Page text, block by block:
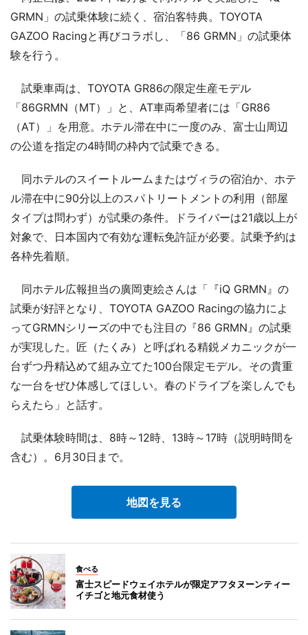
GRMN」の試乗体験に続く、宿泊客特典。TOYOTA
GAZOO Racingと再びコラボし、「86 GRMN」の試乗体
験を行う。
試乗車両は、TOYOTA GR86の限定生産モデル
「86GRMN（MT）」と、AT車両希望者には「GR86
（AT）」を用意。ホテル滞在中に一度のみ、富士山周辺
の公道を指定の4時間の枠内で試乗できる。
同ホテルのスイートルームまたはヴィラの宿泊か、ホテ
ル滞在中に90分以上のスパトリートメントの利用（部屋
タイプは問わず）が試乗の条件。ドライバーは21歳以上が
対象で、日本国内で有効な運転免許証が必要。試乗予約は
各枠先着順。
同ホテル広報担当の廣岡吏絵さんは「『iQ GRMN』の
試乗が好評となり、TOYOTA GAZOO Racingの協力によ
ってGRMNシリーズの中でも注目の『86 GRMN』の試乗
が実現した。匠（たくみ）と呼ばれる精鋭メカニックが一
台ずつ丹精込めて組み立てた100台限定モデル。その貴重
な一台をぜひ体感してほしい。春のドライブを楽しんでも
らえたら」と話す。
試乗体験時間は、8時～12時、13時～17時（説明時間を
含む）。6月30日まで。
地図を見る
食べる
富士スピードウェイホテルが限定アフタヌーンティー
イチゴと地元食材使う